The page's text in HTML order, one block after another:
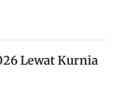
Lewat Kurnia